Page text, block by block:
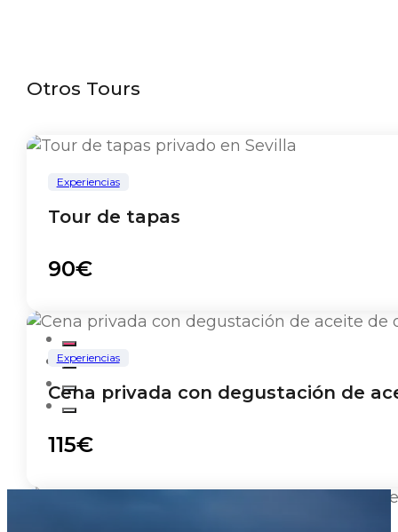
Otros Tours
Experiencias
Tour de tapas
90€
Experiencias
Cena privada con degustación de
115€